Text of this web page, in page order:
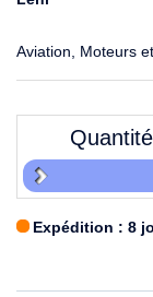
Aviation, Moteurs
Quantité
Expédition : 8